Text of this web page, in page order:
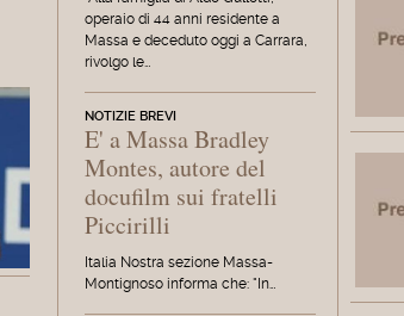
operaio di 44 anni residente a
Massa e deceduto oggi a Carrara,
rivolgo le…
NOTIZIE BREVI
E' a Massa Bradley
Montes, autore del
docufilm sui fratelli
Piccirilli
Italia Nostra sezione Massa-
Montignoso informa che: "In…